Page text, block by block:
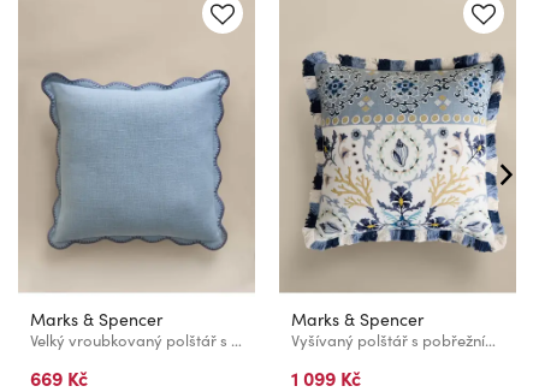
Marks & Spencer
Velký vroubkovaný polštář s výšivkou, z čisté bavlny Marks & Spencer modrá
669 Kč
Marks & Spencer
Vyšívaný polštář s pobřežním motivem, z čisté bavlny Marks & Spencer modrá
1 099 Kč